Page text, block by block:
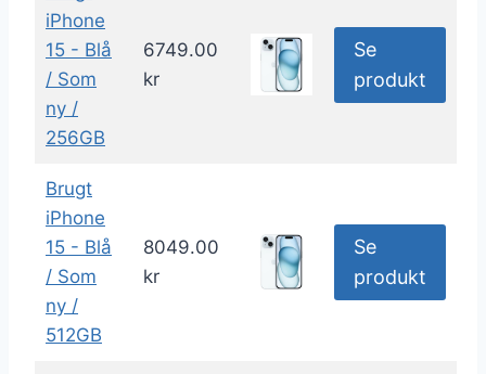
iPhone
15 - Blå
/ Som
ny /
256GB
6749.00
kr
Se
produkt
Brugt
iPhone
15 - Blå
/ Som
ny /
512GB
8049.00
kr
Se
produkt